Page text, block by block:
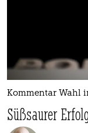
Kommentar Wahl
Süßsaurer